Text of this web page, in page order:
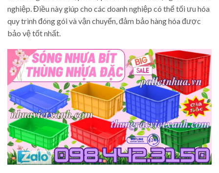
nghiệp. Điều này giúp cho các doanh nghiệp có thể tối ưu hóa
quy trình đóng gói và vận chuyển, đảm bảo hàng hóa được
bảo vệ tốt nhất.